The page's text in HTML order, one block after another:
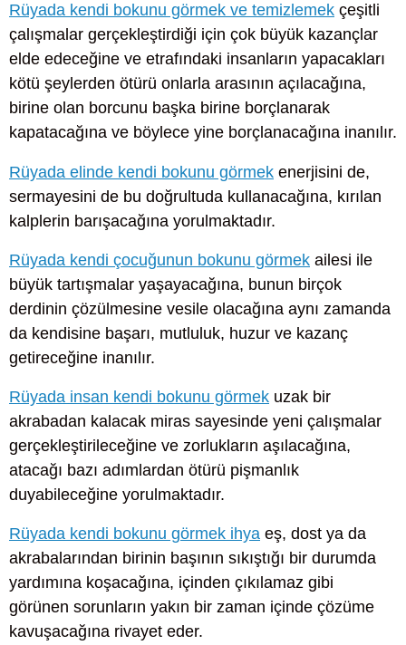
Rüyada kendi bokunu görmek ve temizlemek çeşitli
çalışmalar gerçekleştirdiği için çok büyük kazançlar
elde edeceğine ve etrafındaki insanların yapacakları
kötü şeylerden ötürü onlarla arasının açılacağına,
birine olan borcunu başka birine borçlanarak
kapatacağına ve böylece yine borçlanacağına inanılır.
Rüyada elinde kendi bokunu görmek enerjisini de,
sermayesini de bu doğrultuda kullanacağına, kırılan
kalplerin barışacağına yorulmaktadır.
Rüyada kendi çocuğunun bokunu görmek ailesi ile
büyük tartışmalar yaşayacağına, bunun birçok
derdinin çözülmesine vesile olacağına aynı zamanda
da kendisine başarı, mutluluk, huzur ve kazanç
getireceğine inanılır.
Rüyada insan kendi bokunu görmek uzak bir
akrabadan kalacak miras sayesinde yeni çalışmalar
gerçekleştirileceğine ve zorlukların aşılacağına,
atacağı bazı adımlardan ötürü pişmanlık
duyabileceğine yorulmaktadır.
Rüyada kendi bokunu görmek ihya eş, dost ya da
akrabalarından birinin başının sıkıştığı bir durumda
yardımına koşacağına, içinden çıkılamaz gibi
görünen sorunların yakın bir zaman içinde çözüme
kavuşacağına rivayet eder.